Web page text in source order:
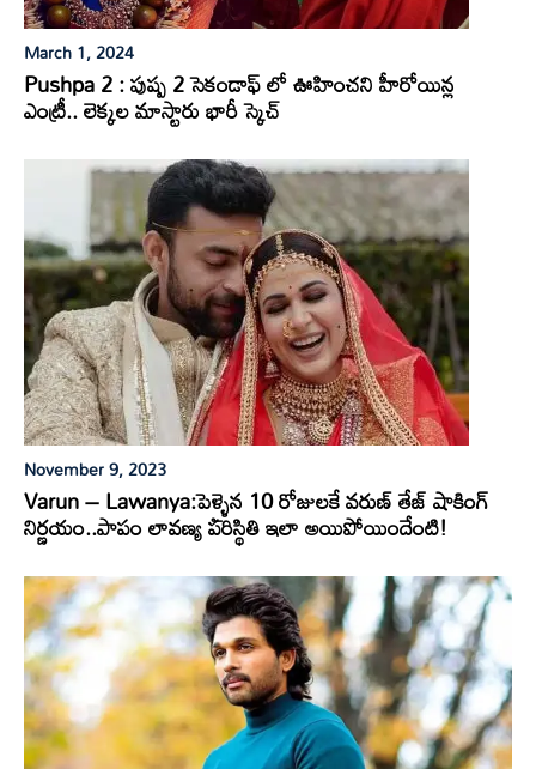
March 1, 2024
Pushpa 2 : పుష్ప 2 సెకండాఫ్ లో ఊహించని హీరోయిన్ల
ఎంట్రీ.. లెక్కల మాస్టారు భారీ స్కెచ్
November 9, 2023
Varun – Lawanya:పెళ్ళైన 10 రోజులకే వరుణ్ తేజ్ షాకింగ్
నిర్ణయం..పాపం లావణ్య పరిస్థితి ఇలా అయిపోయిందేంటి!